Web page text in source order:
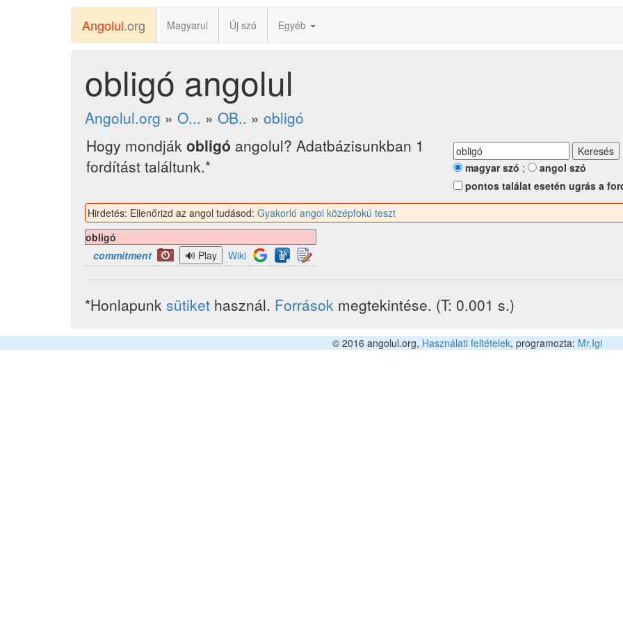
Angolul.org Magyarul Új szó Egyéb
obligó angolul
Angolul.org » O... » OB.. » obligó
Hogy mondják obligó angolul? Adatbázisunkban 1
fordítást találtunk.*
magyar szó ;
angol szó
pontos találat esetén ugrás a
Hirdetés: Ellenőrizd az angol tudásod: Gyakorló angol középfokú teszt
obligó
commitment
Wiki
*Honlapunk sütiket használ. Források megtekintése. (T: 0.001 s.)
© 2016 angolul.org, Használati feltételek, programozta: Mr.Igi